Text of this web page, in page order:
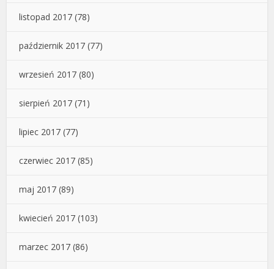
listopad 2017 (78)
październik 2017 (77)
wrzesień 2017 (80)
sierpień 2017 (71)
lipiec 2017 (77)
czerwiec 2017 (85)
maj 2017 (89)
kwiecień 2017 (103)
marzec 2017 (86)